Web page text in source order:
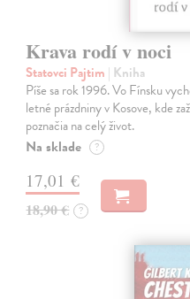
Krava rodí v noci
Statovci Pajtim | Kniha
Píše sa rok 1996. Vo Fínsku
letné prázdniny v Kosove, kde
poznačia na celý život.
Na sklade ?
17,01 €
18,90 € ?